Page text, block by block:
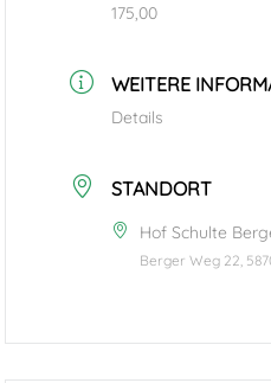
175,00
WEITERE
Details
STANDORT
Hof Schulte
Berger Weg 22,